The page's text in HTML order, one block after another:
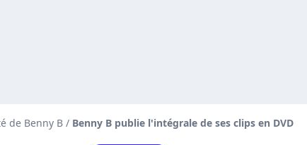
de Benny B / Benny B publie l'intégrale de ses clips en DVD